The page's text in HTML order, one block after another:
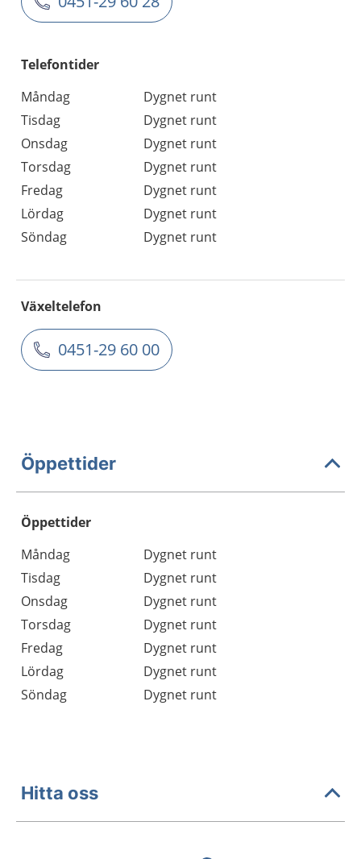
Telefontider
Måndag
Dygnet runt
Tisdag
Dygnet runt
Onsdag
Dygnet runt
Torsdag
Dygnet runt
Fredag
Dygnet runt
Lördag
Dygnet runt
Söndag
Dygnet runt
Växeltelefon
0451-29 60 00
Öppettider
Öppettider
Dag
Öppettider
Kommentarer
Måndag
Dygnet runt
Tisdag
Dygnet runt
Onsdag
Dygnet runt
Torsdag
Dygnet runt
Fredag
Dygnet runt
Lördag
Dygnet runt
Söndag
Dygnet runt
Hitta oss